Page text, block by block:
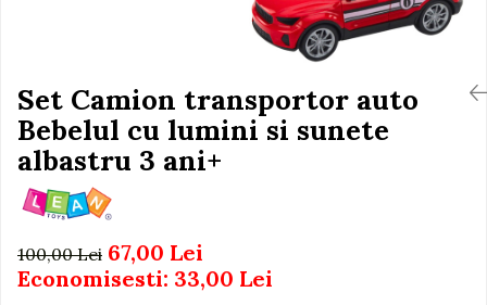
Caluti balansoar
Interactive, educative si
muzicale
Ateliere si unelte
Blocuri de constructie
Covorase de dans
Perioada Sarcinii
Pompe de san
Sisteme De Purtare
Set Camion transportor auto
Bebelul cu lumini si sunete
albastru 3 ani+
100,00 Lei 67,00 Lei
Economisesti: 33,00 Lei